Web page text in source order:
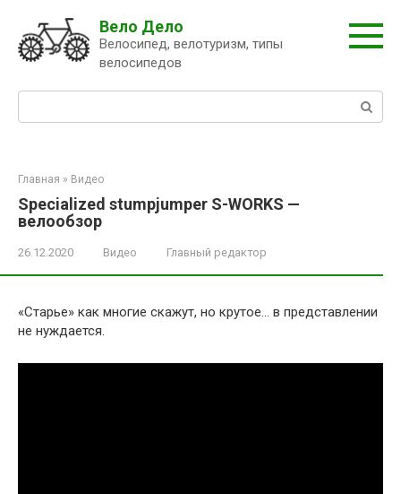
контенту
Вело Дело
Велосипед, велотуризм, типы
велосипедов
Главная » Видео
Specialized stumpjumper S-WORKS —
велообзор
26.12.2020 Видео Главный редактор
«Старье» как многие скажут, но крутое… в представлении
не нуждается.